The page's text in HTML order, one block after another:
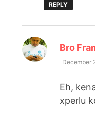
REPLY
Bro
December
Eh,
xperlu